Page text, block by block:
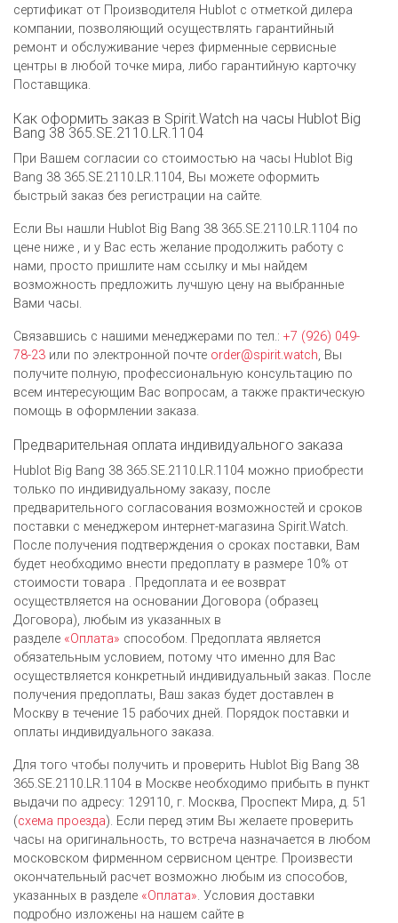
сертификат от Производителя Hublot c отметкой дилера
компании, позволяющий осуществлять гарантийный
ремонт и обслуживание через фирменные сервисные
центры в любой точке мира, либо гарантийную карточку
Поставщика.
Как оформить заказ в Spirit.Watch на часы Hublot Big
Bang 38 365.SE.2110.LR.1104
При Вашем согласии со стоимостью на часы Hublot Big
Bang 38 365.SE.2110.LR.1104, Вы можете оформить
быстрый заказ без регистрации на сайте.
Если Вы нашли Hublot Big Bang 38 365.SE.2110.LR.1104 по
цене ниже , и у Вас есть желание продолжить работу с
нами, просто пришлите нам ссылку и мы найдем
возможность предложить лучшую цену на выбранные
Вами часы.
Связавшись с нашими менеджерами по тел.: +7 (926) 049-
78-23 или по электронной почте order@spirit.watch, Вы
получите полную, профессиональную консультацию по
всем интересующим Вас вопросам, а также практическую
помощь в оформлении заказа.
Предварительная оплата индивидуального заказа
Hublot Big Bang 38 365.SE.2110.LR.1104 можно приобрести
только по индивидуальному заказу, после
предварительного согласования возможностей и сроков
поставки с менеджером интернет-магазина Spirit.Watch.
После получения подтверждения о сроках поставки, Вам
будет необходимо внести предоплату в размере 10% от
стоимости товара . Предоплата и ее возврат
осуществляется на основании Договора (образец
Договора), любым из указанных в
разделе «Оплата» способом. Предоплата является
обязательным условием, потому что именно для Вас
осуществляется конкретный индивидуальный заказ. После
получения предоплаты, Ваш заказ будет доставлен в
Москву в течение 15 рабочих дней. Порядок поставки и
оплаты индивидуального заказа.
Для того чтобы получить и проверить Hublot Big Bang 38
365.SE.2110.LR.1104 в Москве необходимо прибыть в пункт
выдачи по адресу: 129110, г. Москва, Проспект Мира, д. 51
(схема проезда). Если перед этим Вы желаете проверить
часы на оригинальность, то встреча назначается в любом
московском фирменном сервисном центре. Произвести
окончательный расчет возможно любым из cпособов,
указанных в разделе «Оплата». Условия доставки
подробно изложены на нашем сайте в